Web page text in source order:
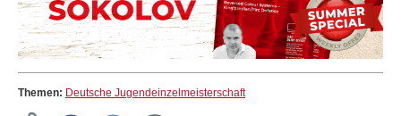
Themen: Deutsche Jugendeinzelmeisterschaft